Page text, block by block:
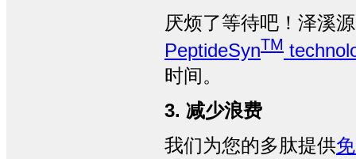
厌烦了等待吧！泽溪
PeptideSynTM
时间。
3. 减少浪费
我们为您的多肽提供